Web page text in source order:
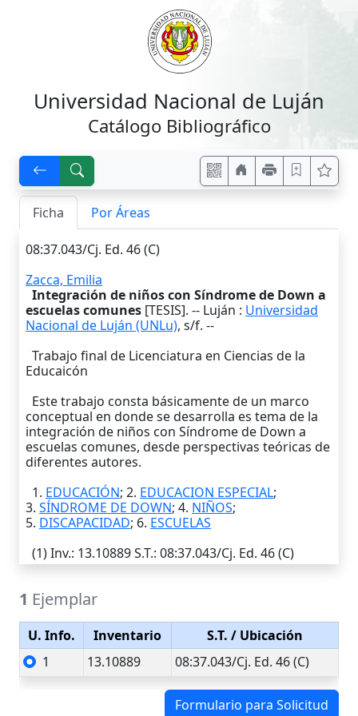
Universidad Nacional de Luján
Catálogo Bibliográfico
Ficha Por Áreas
08:37.043/Cj. Ed. 46 (C)
Zacca, Emilia
Integración de niños con Síndrome de Down a
escuelas comunes [TESIS]. -- Luján : Universidad
Nacional de Luján (UNLu), s/f. --
Trabajo final de Licenciatura en Ciencias de la
Educaicón
Este trabajo consta básicamente de un marco
conceptual en donde se desarrolla es tema de la
integración de niños con Síndrome de Down a
escuelas comunes, desde perspectivas teóricas de
diferentes autores.
1. EDUCACIÓN; 2. EDUCACION ESPECIAL;
3. SÍNDROME DE DOWN; 4. NIÑOS;
5. DISCAPACIDAD; 6. ESCUELAS
(1)Inv.: 13.10889S.T.: 08:37.043/Cj. Ed. 46 (C)
1 Ejemplar
U. Info. Inventario S.T. / Ubicación
1
13.10889 08:37.043/Cj. Ed. 46 (C)
Formulario para Solicitud